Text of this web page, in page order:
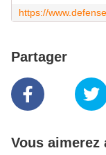
Partager
Vous aimerez